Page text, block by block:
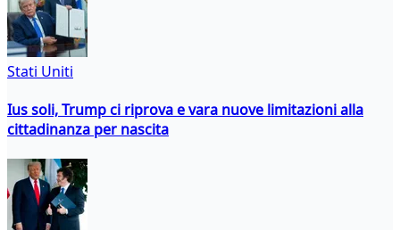
Stati Uniti
Ius soli, Trump ci riprova e vara nuove limitazioni alla
cittadinanza per nascita